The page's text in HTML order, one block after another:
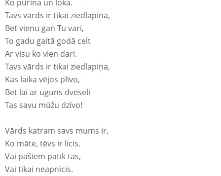
Ko purina un loka.
Tavs vārds ir tikai ziedlapiņa,
Bet vienu gan Tu vari,
To gadu gaitā godā celt
Ar visu ko vien dari.
Tavs vārds ir tikai ziedlapiņa,
Kas laika vējos plīvo,
Bet lai ar uguns dvēseli
Tas savu mūžu dzīvo!
Vārds katram savs mums ir,
Ko māte, tēvs ir licis.
Vai pašiem patīk tas,
Vai tikai neapnicis.